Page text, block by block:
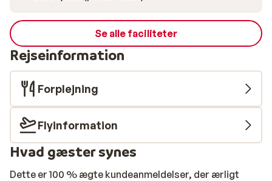
Se alle faciliteter
Rejseinformation
Forplejning
Flyinformation
Hvad gæster synes
Dette er 100 % ægte kundeanmeldelser, der ærligt